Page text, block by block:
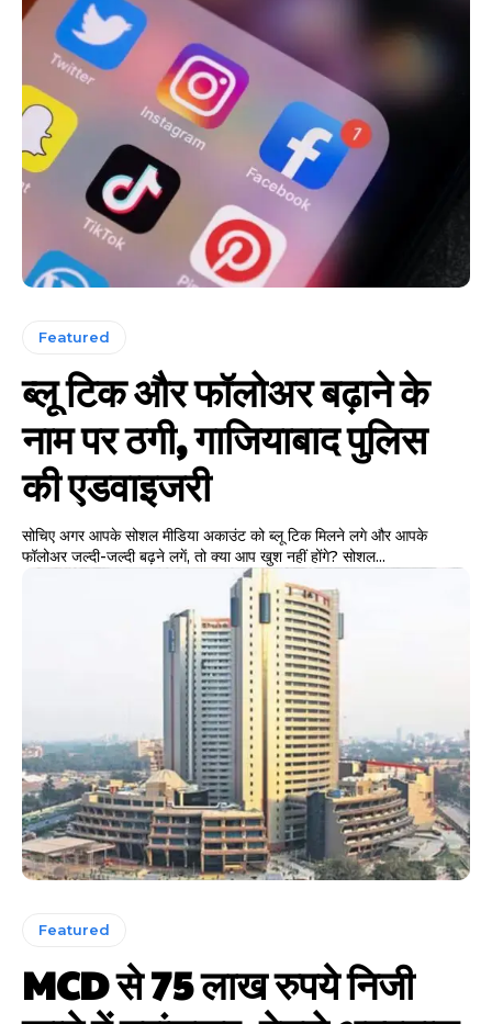
Featured
ब्लू टिक और फॉलोअर बढ़ाने के
नाम पर ठगी, गाजियाबाद पुलिस
की एडवाइजरी
सोचिए अगर आपके सोशल मीडिया अकाउंट को ब्लू टिक मिलने लगे और आपके
फॉलोअर जल्दी-जल्दी बढ़ने लगें, तो क्या आप खुश नहीं होंगे? सोशल...
Featured
MCD से 75 लाख रुपये निजी